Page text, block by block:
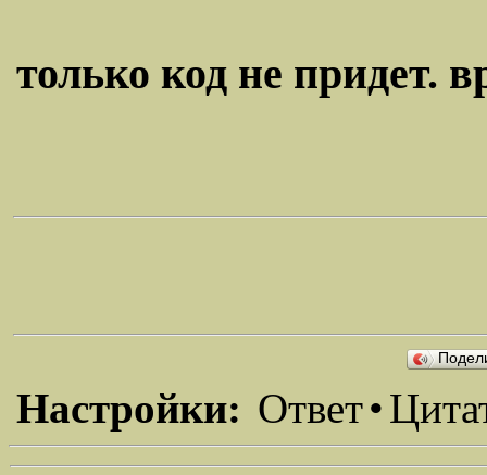
только код не придет.
Настройки: Ответ•